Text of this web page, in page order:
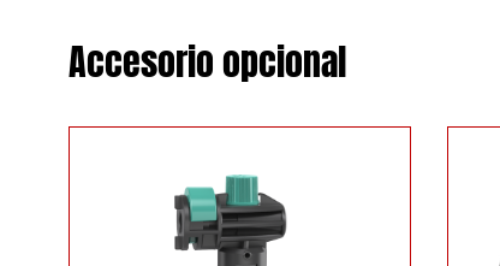
Accesorio opcional